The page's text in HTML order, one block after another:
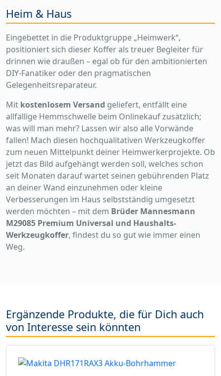
Heim & Haus
Eingebettet in die Produktgruppe „Heimwerk“,
positioniert sich dieser Koffer als treuer Begleiter für
drinnen wie draußen – egal ob für den ambitionierten
DIY-Fanatiker oder den pragmatischen
Gelegenheitsreparateur.
Mit kostenlosem Versand geliefert, entfällt eine
allfällige Hemmschwelle beim Onlinekauf zusätzlich;
was will man mehr? Lassen wir also alle Vorwände
fallen! Mach diesen hochqualitativen Werkzeugkoffer
zum neuen Mittelpunkt deiner Heimwerkerprojekte. Ob
jetzt das Bild aufgehängt werden soll, welches schon
seit Monaten darauf wartet seinen gebührenden Platz
an deiner Wand einzunehmen oder kleine
Verbesserungen im Haus selbstständig umgesetzt
werden möchten – mit dem Brüder Mannesmann
M29085 Premium Universal und Haushalts-
Werkzeugkoffer, findest du so gut wie immer einen
Weg.
Ergänzende Produkte, die für Dich auch
von Interesse sein könnten